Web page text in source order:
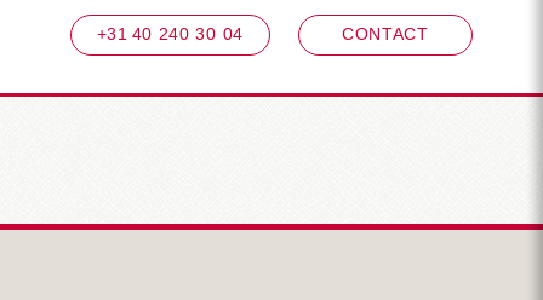
+31 40 240 30 04 CONTACT